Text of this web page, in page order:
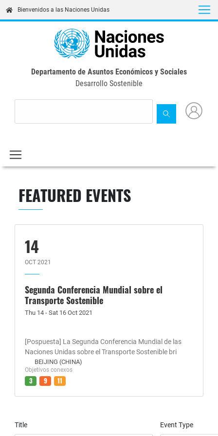
content
Bienvenidos a las Naciones Unidas
Departamento de Asuntos Económicos y Sociales
Desarrollo Sostenible
FEATURED EVENTS
14
OCT 2021
Segunda Conferencia Mundial sobre el
Transporte Sostenible
Thu 14 - Sat 16 Oct 2021
[Pospuesta] La Segunda Conferencia Mundial de las
Naciones Unidas sobre el Transporte Sostenible bri
BEIJING (CHINA)
Objetivos conexos
3 9 11
Title Event Type